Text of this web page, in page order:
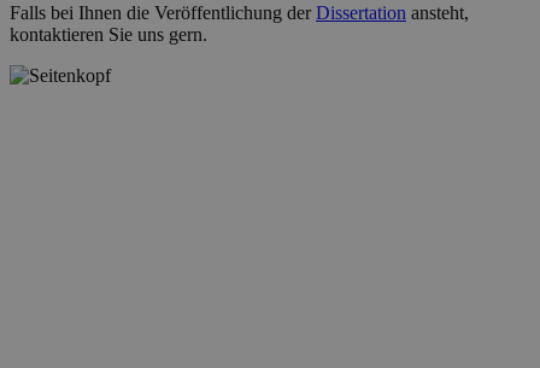
Falls bei Ihnen die Veröffentlichung derDissertation ansteht,
kontaktieren Sie uns gern.